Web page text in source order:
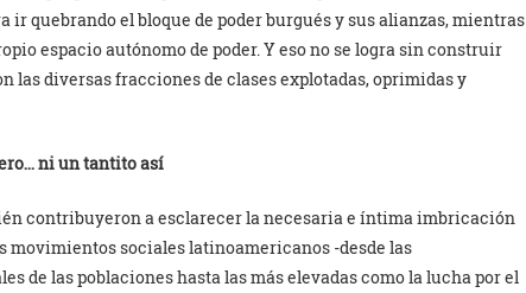
ir quebrando el bloque de poder burgués y sus alianzas, mientras
espacio autónomo de poder. Y eso no se logra sin construir
las diversas fracciones de clases explotadas, oprimidas y
ni un tantito así
contribuyeron a esclarecer la necesaria e íntima imbricación
movimientos sociales latinoamericanos -desde las
de las poblaciones hasta las más elevadas como la lucha por el